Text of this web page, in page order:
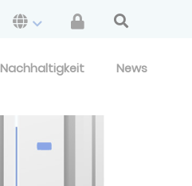
Nachhaltigkeit News